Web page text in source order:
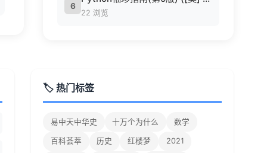
6
22 浏览
🏷️ 热门标签
易中天中华史 十万个为什么 数学
百科荟萃 历史 红楼梦 2021